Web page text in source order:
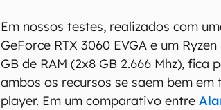
Em nossos testes, realizados com
GeForce RTX 3060 EVGA e um
GB de RAM (2x8 GB 2.666 Mhz), fica
ambos os recursos se saem bem em
player. Em um comparativo entre